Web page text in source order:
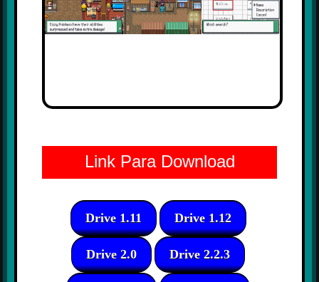
Link Para Download
Drive 1.11 Drive 1.12
Drive 2.0 Drive 2.2.3